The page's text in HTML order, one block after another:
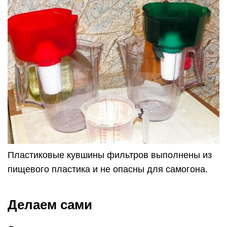
Пластиковые кувшины фильтров выполнены из
пищевого пластика и не опасны для самогона.
Делаем сами